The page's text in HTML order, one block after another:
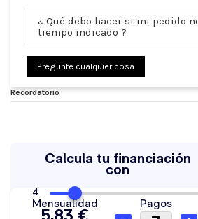
¿ Qué debo hacer si mi pedido
tiempo indicado ?
Pregunte cualquier cosa
Recordatorio